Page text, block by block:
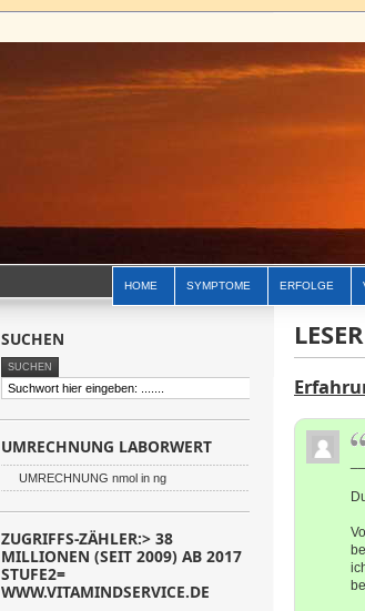
HOME SYMPTOME ERFOLGE
SUCHEN
UMRECHNUNG LABORWERT
UMRECHNUNG nmol in ng
ZUGRIFFS-ZÄHLER:> 38
MILLIONEN (SEIT 2009) AB 2017
STUFE2=
WWW.VITAMINDSERVICE.DE